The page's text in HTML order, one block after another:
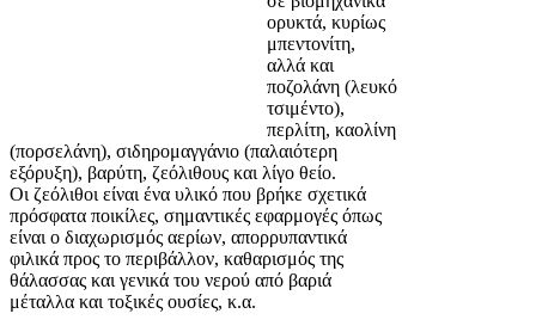
ορυκτά, κυρίως
μπεντονίτη,
αλλά και
ποζολάνη (λευκό
τσιμέντο),
περλίτη, καολίνη
(πορσελάνη), σιδηρομαγγάνιο (παλαιότερη
εξόρυξη), βαρύτη, ζεόλιθους και λίγο θείο.
Οι ζεόλιθοι είναι ένα υλικό που βρήκε σχετικά
πρόσφατα ποικίλες, σημαντικές εφαρμογές όπως
είναι ο διαχωρισμός αερίων, απορρυπαντικά
φιλικά προς το περιβάλλον, καθαρισμός της
θάλασσας και γενικά του νερού από βαριά
μέταλλα και τοξικές ουσίες, κ.α.